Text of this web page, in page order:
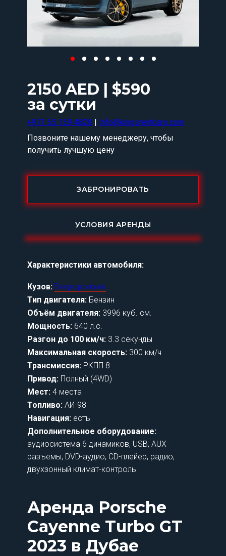
ЗАБРОНИРОВАТЬ
Характеристики автомобиля:
2150 AED | $590
за сутки
УСЛОВИЯ АРЕНДЫ
Аренда Porsche
Cayenne Turbo GT
2023 в Дубае
Объём двигателя: 3996 куб. см.
Максимальная скорость: 300 км/ч
Трансмиссия: РКПП 8
Разгон до 100 км/ч: 3.3 секунды
Мощность: 640 л.с.
Тип двигателя: Бензин
Привод: Полный (4WD)
Топливо: АИ-98
Дополнительное оборудование:
аудиосистема 6 динамиков, USB, AUX
разъемы, DVD-аудио, CD-плейер, радио,
двухзонный климат-контроль
Навигация: есть
Мест: 4 места
Кузов: Внедорожник
+971 55 159 4820 | Info@kingsrentcars.com
Позвоните нашему менеджеру, чтобы
получить лучшую цену